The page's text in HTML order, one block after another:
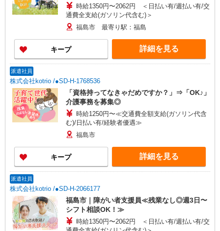
時給1350円〜2062円 ＜日払い有/週払い有/交
通費全支給(ガソリン代含む)＞
福島市 最寄り駅：福島
キープ 詳細を見る
派遣社員
株式会社kotrio /●SD-H-1768536
「資格持ってなきゃだめですか？」⇒「OK♪」
介護事務を募集◎
時給1250円〜≪交通費全額支給(ガソリン代含
む)/日払い有/経験者優遇≫
福島市
キープ 詳細を見る
派遣社員
株式会社kotrio /●SD-H-2066177
福島市｜障がい者支援員≪残業なし◎週3日〜
シフト相談OK！≫
時給1350円〜2062円 ＜日払い有/週払い有/交